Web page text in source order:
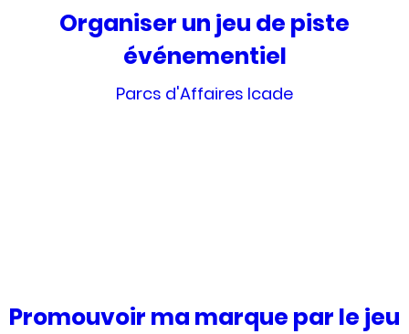
Organiser un jeu de piste
événementiel
Parcs d'Affaires Icade
Promouvoir ma marque par le jeu